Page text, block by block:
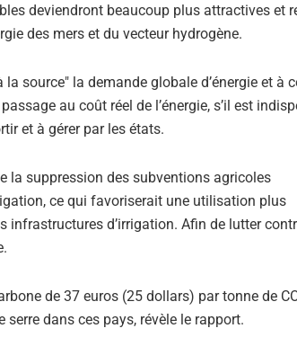
deviendront beaucoup plus attractives et
des mers et du vecteur hydrogène.
source" la demande globale d’énergie et à
au coût réel de l’énergie, s’il est
et à gérer par les états.
la suppression des subventions agricoles
ce qui favoriserait une utilisation plus
infrastructures d’irrigation. Afin de lutter
de 37 euros (25 dollars) par tonne de
dans ces pays, révèle le rapport.